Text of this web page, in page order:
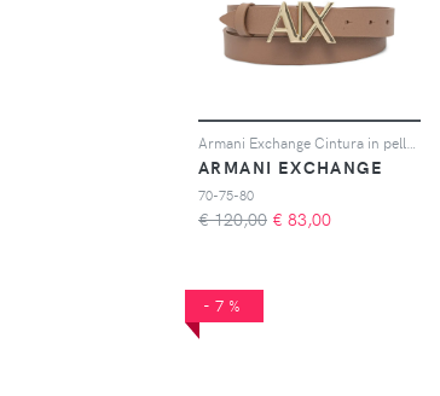
ARMANI EXCHANGE
70-75-80
€ 120,00 € 83,00
-7%